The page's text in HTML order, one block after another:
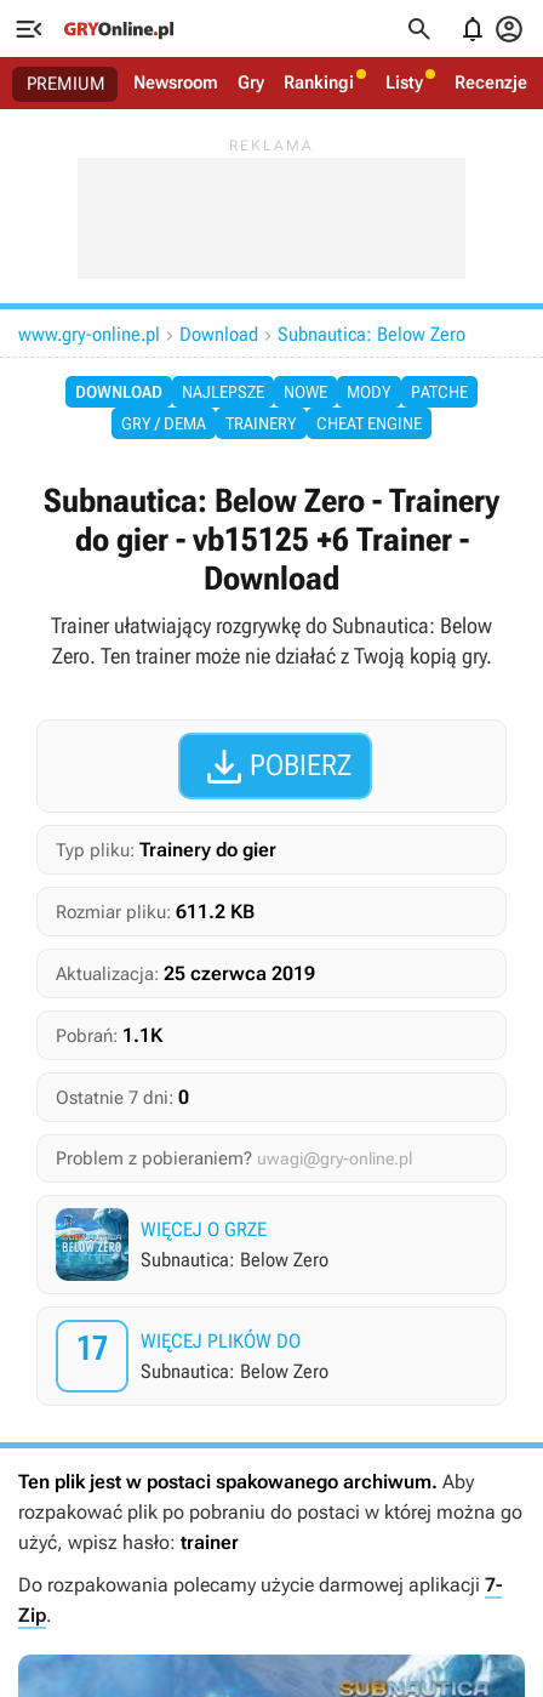
   
PREMIUM Newsroom Gry Rankingi Listy Recenzje
www.gry-online.pl  Download  Subnautica: Below Zero
DOWNLOAD NAJLEPSZE NOWE MODY
PATCHE
GRY / DEMA
TRAINERY CHEAT ENGINE
Subnautica: Below Zero - Trainery
do gier - vb15125 +6 Trainer -
Download
Trainer ułatwiający rozgrywkę do Subnautica: Below
Zero. Ten trainer może nie działać z Twoją kopią gry.
 POBIERZ
Typ pliku: Trainery do gier
Rozmiar pliku: 611.2 KB
Aktualizacja: 25 czerwca 2019
Pobrań: 1.1K
Ostatnie 7 dni: 0
Problem z pobieraniem? uwagi@gry-online.pl
WIĘCEJ O GRZE
Subnautica: Below Zero
17
WIĘCEJ PLIKÓW DO
Subnautica: Below Zero
Ten plik jest w postaci spakowanego archiwum. Aby
rozpakować plik po pobraniu do postaci w której można go
użyć, wpisz hasło: trainer
Do rozpakowania polecamy użycie darmowej aplikacji 7-
Zip.